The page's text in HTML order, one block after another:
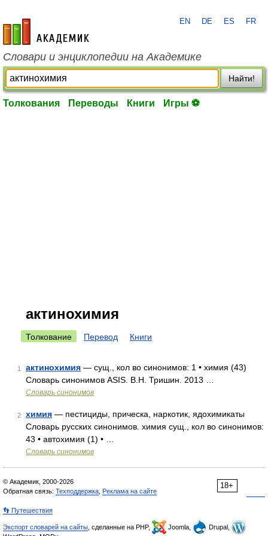
academic.ru
EN DE ES FR
Словари и энциклопедии на Академике
Найти!
Толкования Переводы Книги Игры ⚽
актинохимия
Толкование Перевод Книги
1 актинохимия — сущ., кол во синонимов: 1 • химия (43)
Словарь синонимов ASIS. В.Н. Тришин. 2013 …
Словарь синонимов
2 химия — пестициды, прическа, наркотик, ядохимикаты
Словарь русских синонимов. химия сущ., кол во синонимов:
43 • автохимия (1) • …
Словарь синонимов
18+
© Академик, 2000-2026
Обратная связь: Техподдержка Реклама на сайте
👣 Путешествия
Экспорт словарей на сайты , сделанные на PHP, Joomla,
Drupal,